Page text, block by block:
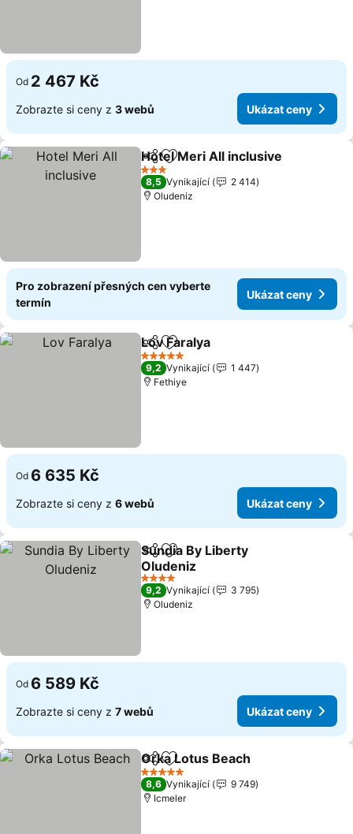
Od 2 467 Kč
Zobrazte si ceny z 3 webů Ukázat ceny
SdíletPřidat na seznam oblíbených
Hotel Meri All inclusive
3 Počet hvězdiček
8,5 Vynikající
2 414
Oludeniz
Pro zobrazení přesných cen vyberte
termín
Ukázat ceny
SdíletPřidat na seznam oblíbených
Lov Faralya
5 Počet hvězdiček
9,2 Vynikající
1 447
Fethiye
Od 6 635 Kč
Zobrazte si ceny z 6 webů Ukázat ceny
SdíletPřidat na seznam oblíbených
Sundia By Liberty
Oludeniz
4 Počet hvězdiček
9,2 Vynikající
3 795
Oludeniz
Od 6 589 Kč
Zobrazte si ceny z 7 webů Ukázat ceny
SdíletPřidat na seznam oblíbených
Orka Lotus Beach
5 Počet hvězdiček
8,6 Vynikající
9 749
Icmeler